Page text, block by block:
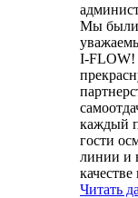
Мы были
I-FLOW!
каждый
гости
линии и
Читать